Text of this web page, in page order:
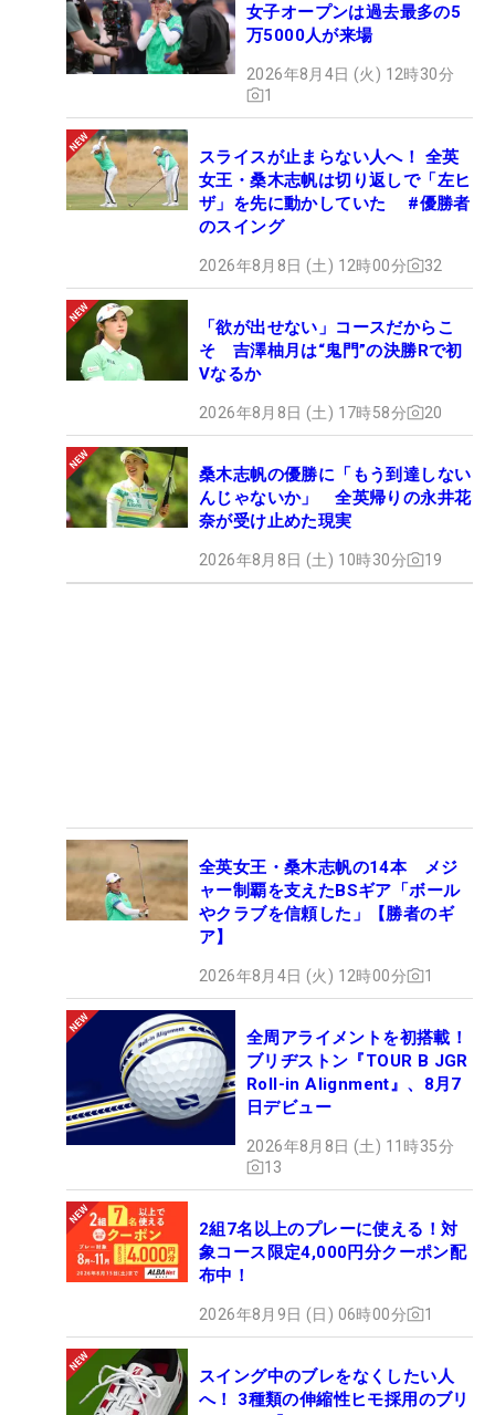
女子オープンは過去最多の5
万5000人が来場
2026年8月4日 (火) 12時30分
1
スライスが止まらない人へ！ 全英
女王・桑木志帆は切り返しで「左ヒ
ザ」を先に動かしていた #優勝者
のスイング
2026年8月8日 (土) 12時00分 32
「欲が出せない」コースだからこ
そ 吉澤柚月は“鬼門”の決勝Rで初
Vなるか
2026年8月8日 (土) 17時58分 20
桑木志帆の優勝に「もう到達しない
んじゃないか」 全英帰りの永井花
奈が受け止めた現実
2026年8月8日 (土) 10時30分 19
全英女王・桑木志帆の14本 メジ
ャー制覇を支えたBSギア「ボール
やクラブを信頼した」【勝者のギ
ア】
2026年8月4日 (火) 12時00分 1
全周アライメントを初搭載！
ブリヂストン『TOUR B JGR
Roll-in Alignment』、8月7
日デビュー
2026年8月8日 (土) 11時35分
13
2組7名以上のプレーに使える！対
象コース限定4,000円分クーポン配
布中！
2026年8月9日 (日) 06時00分 1
スイング中のブレをなくしたい人
へ！ 3種類の伸縮性ヒモ採用のブリ